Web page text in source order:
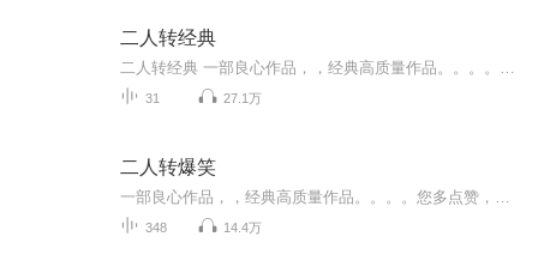
二人转经典
31 27.1万
二人转爆笑
348 14.4万